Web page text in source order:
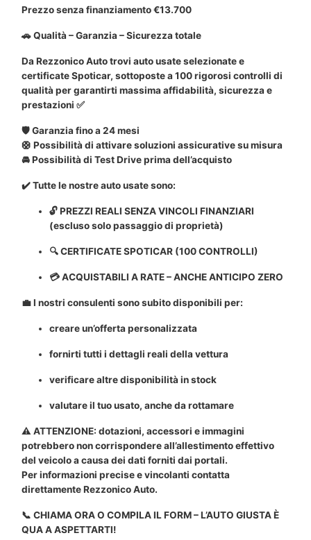
Prezzo senza finanziamento €13.700
🚗 Qualità – Garanzia – Sicurezza totale
Da Rezzonico Auto trovi auto usate selezionate e
certificate Spoticar, sottoposte a 100 rigorosi controlli di
qualità per garantirti massima affidabilità, sicurezza e
prestazioni ✅
🛡️ Garanzia fino a 24 mesi
🛟 Possibilità di attivare soluzioni assicurative su misura
🚘 Possibilità di Test Drive prima dell’acquisto
✔️ Tutte le nostre auto usate sono:
🔓 PREZZI REALI SENZA VINCOLI FINANZIARI
(escluso solo passaggio di proprietà)
🔍 CERTIFICATE SPOTICAR (100 CONTROLLI)
💳 ACQUISTABILI A RATE – ANCHE ANTICIPO ZERO
💼 I nostri consulenti sono subito disponibili per:
creare un’offerta personalizzata
fornirti tutti i dettagli reali della vettura
verificare altre disponibilità in stock
valutare il tuo usato, anche da rottamare
⚠️ ATTENZIONE: dotazioni, accessori e immagini
potrebbero non corrispondere all’allestimento effettivo
del veicolo a causa dei dati forniti dai portali.
Per informazioni precise e vincolanti contatta
direttamente Rezzonico Auto.
📞 CHIAMA ORA O COMPILA IL FORM – L’AUTO GIUSTA È
QUA A ASPETTARTI!